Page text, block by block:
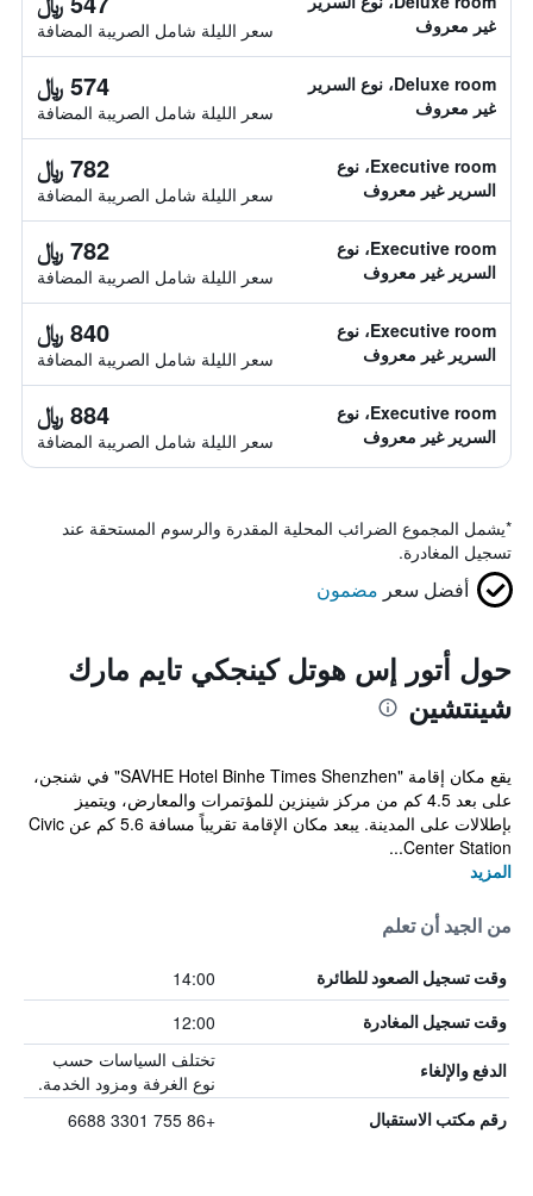
غير معروف
سعر الليلة شامل الصريبة المضافة
Deluxe room، نوع السرير
غير معروف
574 ﷼
سعر الليلة شامل الصريبة المضافة
Executive room، نوع
السرير غير معروف
782 ﷼
سعر الليلة شامل الصريبة المضافة
Executive room، نوع
السرير غير معروف
782 ﷼
سعر الليلة شامل الصريبة المضافة
Executive room، نوع
السرير غير معروف
840 ﷼
سعر الليلة شامل الصريبة المضافة
Executive room، نوع
السرير غير معروف
884 ﷼
سعر الليلة شامل الصريبة المضافة
*يشمل المجموع الضرائب المحلية المقدرة والرسوم المستحقة عند
تسجيل المغادرة.
أفضل سعر مضمون
حول أتور إس هوتل كينجكي تايم مارك
شينتشين
يقع مكان إقامة "SAVHE Hotel Binhe Times Shenzhen" في شنجن،
على بعد 4.5 كم من مركز شينزين للمؤتمرات والمعارض، ويتميز
بإطلالات على المدينة. يبعد مكان الإقامة تقريباً مسافة 5.6 كم عن Civic
Center Station...
المزيد
من الجيد أن تعلم
وقت تسجيل الصعود للطائرة 14:00
وقت تسجيل المغادرة 12:00
الدفع والإلغاء
تختلف السياسات حسب
نوع الغرفة ومزود الخدمة.
رقم مكتب الاستقبال +86 755 3301 6688